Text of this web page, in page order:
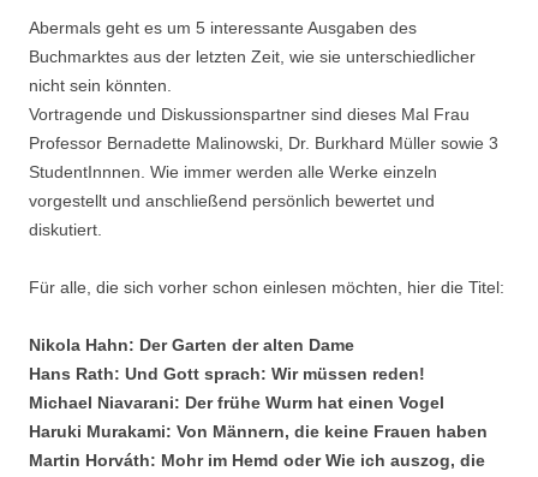
Abermals geht es um 5 interessante Ausgaben des
Buchmarktes aus der letzten Zeit, wie sie unterschiedlicher
nicht sein könnten.
Vortragende und Diskussionspartner sind dieses Mal Frau
Professor Bernadette Malinowski, Dr. Burkhard Müller sowie 3
StudentInnnen. Wie immer werden alle Werke einzeln
vorgestellt und anschließend persönlich bewertet und
diskutiert.
Für alle, die sich vorher schon einlesen möchten, hier die Titel:
Nikola Hahn: Der Garten der alten Dame
Hans Rath: Und Gott sprach: Wir müssen reden!
Michael Niavarani: Der frühe Wurm hat einen Vogel
Haruki Murakami: Von Männern, die keine Frauen haben
Martin Horváth: Mohr im Hemd oder Wie ich auszog, die